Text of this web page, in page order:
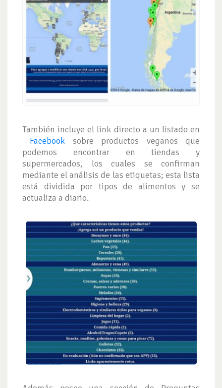
También incluye el link directo a un listado en
Facebook sobre productos veganos que
podemos encontrar en tiendas y
supermercados, los cuales se confirman
mediante el análisis de las etiquetas; esta lista
está dividida por tipos de alimentos y se
actualiza a diario.